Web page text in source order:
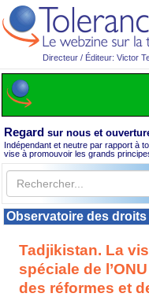
Directeur / Éditeur: Victor
Regard sur nous et
Indépendant et neutre par rapport à
vise à promouvoir les grands
Observatoire des
Tadjikistan. La
spéciale de
des réformes et